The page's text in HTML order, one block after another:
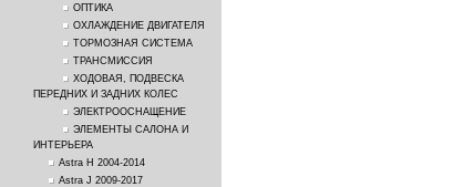
ОПТИКА
ОХЛАЖДЕНИЕ ДВИГАТЕЛЯ
ТОРМОЗНАЯ СИСТЕМА
ТРАНСМИССИЯ
ХОДОВАЯ, ПОДВЕСКА
ПЕРЕДНИХ И ЗАДНИХ КОЛЕС
ЭЛЕКТРООСНАЩЕНИЕ
ЭЛЕМЕНТЫ САЛОНА И
ИНТЕРЬЕРА
Astra H 2004-2014
Astra J 2009-2017